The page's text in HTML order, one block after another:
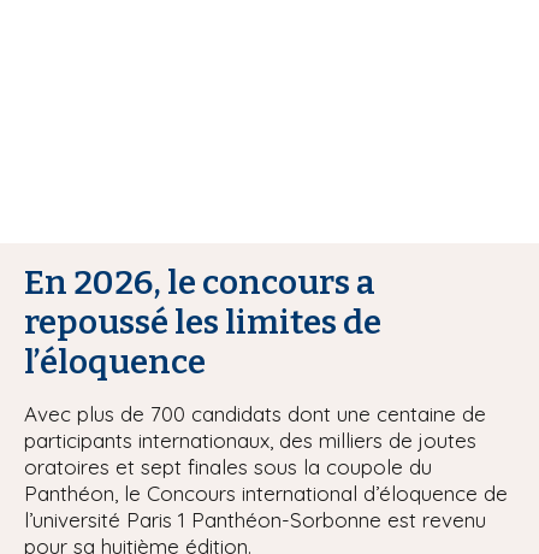
En 2026, le concours a
repoussé les limites de
l’éloquence
Avec plus de 700 candidats dont une centaine de
participants internationaux, des milliers de joutes
oratoires et sept finales sous la coupole du
Panthéon, le Concours international d’éloquence de
l’université Paris 1 Panthéon-Sorbonne est revenu
pour sa huitième édition.